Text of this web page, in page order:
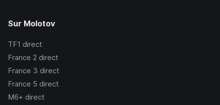
Sur Molotov
TF1 direct
France 2 direct
France 3 direct
France 5 direct
M6+ direct